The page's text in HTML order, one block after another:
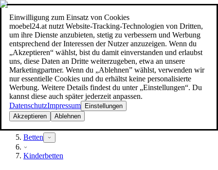
Einwilligung zum Einsatz von Cookies
moebel24.at nutzt Website-Tracking-Technologien von Dritten,
um ihre Dienste anzubieten, stetig zu verbessern und Werbung
entsprechend der Interessen der Nutzer anzuzeigen. Wenn du
„Akzeptieren“ wählst, bist du damit einverstanden und erlaubst
uns, diese Daten an Dritte weiterzugeben, etwa an unsere
Marketingpartner. Wenn du „Ablehnen” wählst, verwenden wir
nur essentielle Cookies und du erhältst keine personalisierte
Werbung. Weitere Details findest du unter „Einstellungen“. Du
kannst diese auch später jederzeit anpassen.
DatenschutzImpressum
Einstellungen
Akzeptieren
Ablehnen
Suche
moebel dir den besten Preis!moebel dir den besten Preis!
Möbel
Betten
Kinderbetten